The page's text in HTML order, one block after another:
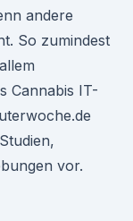
andere
So zumindest
Cannabis IT-
vor.